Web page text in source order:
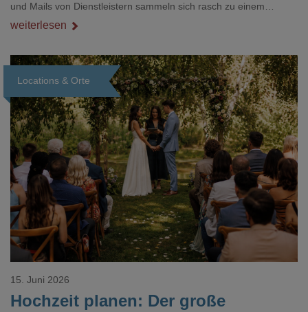
und Mails von Dienstleistern sammeln sich rasch zu einem
unübersichtlichen Stapel. Wer schon einmal kurz vor einem Event
Dokument gesucht hat, kennt das mulmige Gefühl.
weiterlesen
Locations & Orte
Loading...
Hochzeit planen: Der große
15. Juni 2026